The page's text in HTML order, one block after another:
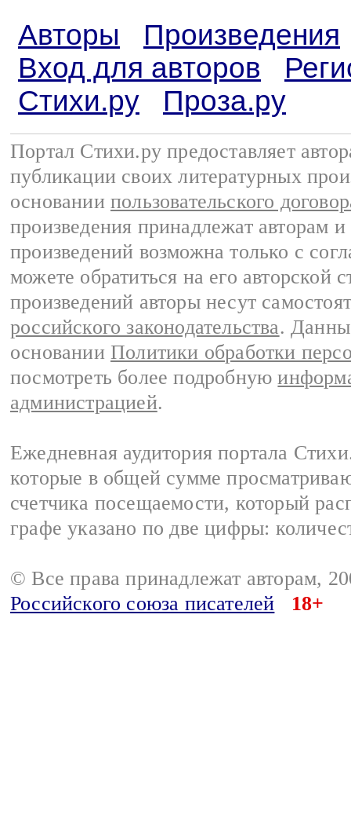
Авторы
Произведения
Вход для авторов
Стихи.ру
Проза.ру
Портал Стихи.ру предоставляет
публикации своих литературных
основании пользовательского
произведения принадлежат авторам
произведений возможна только с
можете обратиться на его авторской
произведений авторы несут
российского законодательства.
основании Политики обработки
посмотреть более подробную
администрацией.
Ежедневная аудитория портала
которые в общей сумме
счетчика посещаемости, который
графе указано по две цифры:
© Все права принадлежат авторам,
Российского союза писателей
18+